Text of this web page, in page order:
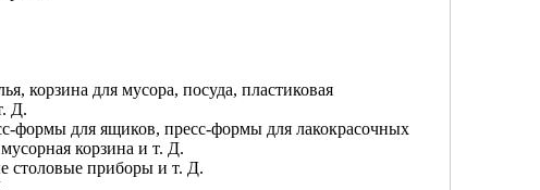
корзина для мусора, посуда, пластиковая
Д.
для ящиков, пресс-формы для лакокрасочных
корзина и т. Д.
столовые приборы и т. Д.